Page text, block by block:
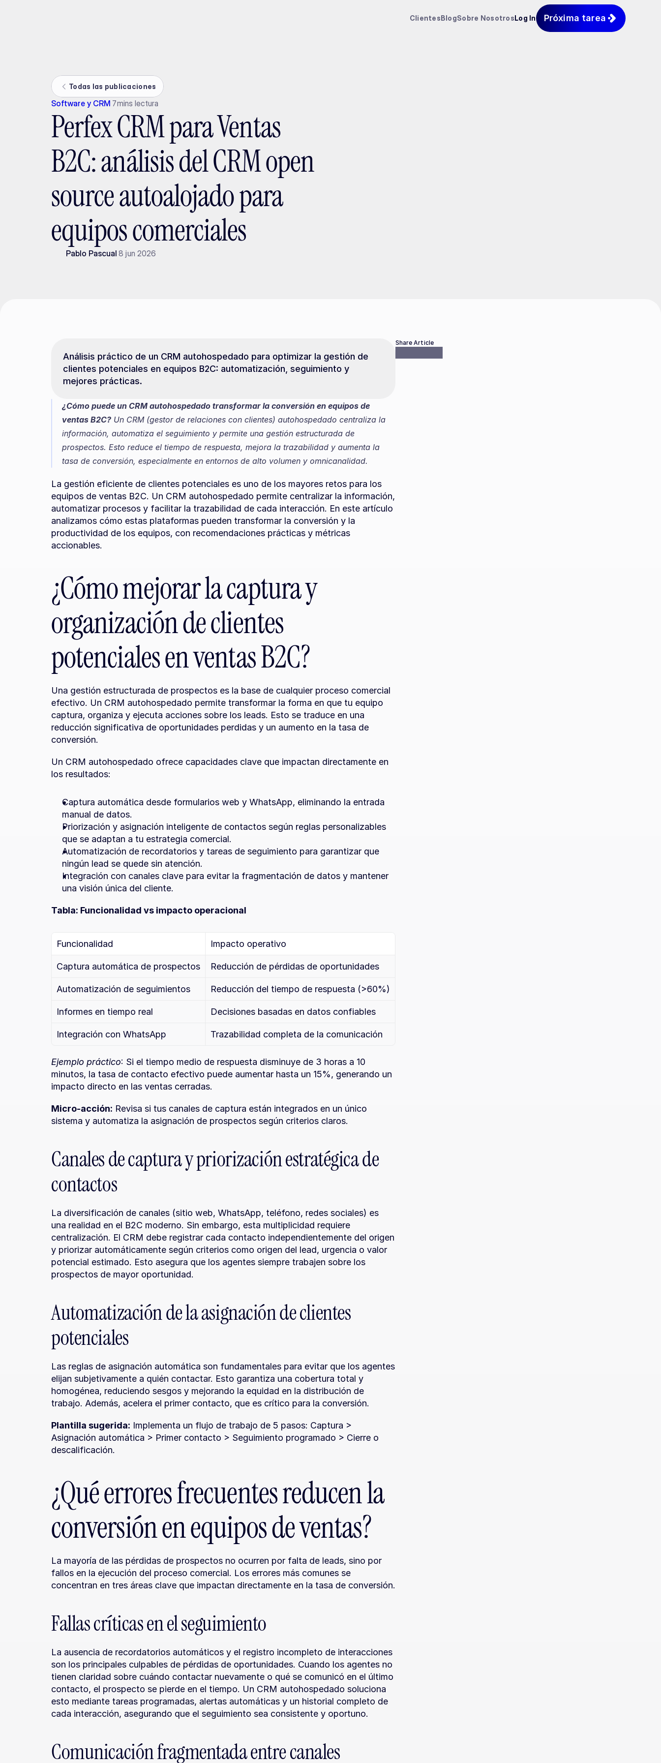
ClientesBlogSobre NosotrosLog In Próxima tarea
Todas las publicaciones
Software y CRM 7mins lectura
Perfex CRM para Ventas
B2C: análisis del CRM open
source autoalojado para
equipos comerciales
Pablo Pascual 8 jun 2026
Análisis práctico de un CRM autohospedado para optimizar la gestión de
clientes potenciales en equipos B2C: automatización, seguimiento y
mejores prácticas.
¿Cómo puede un CRM autohospedado transformar la conversión en equipos de
ventas B2C? Un CRM (gestor de relaciones con clientes) autohospedado centraliza la
información, automatiza el seguimiento y permite una gestión estructurada de
prospectos. Esto reduce el tiempo de respuesta, mejora la trazabilidad y aumenta la
tasa de conversión, especialmente en entornos de alto volumen y omnicanalidad.
La gestión eficiente de clientes potenciales es uno de los mayores retos para los
equipos de ventas B2C. Un CRM autohospedado permite centralizar la información,
automatizar procesos y facilitar la trazabilidad de cada interacción. En este artículo
analizamos cómo estas plataformas pueden transformar la conversión y la
productividad de los equipos, con recomendaciones prácticas y métricas
accionables.
¿Cómo mejorar la captura y
organización de clientes
potenciales en ventas B2C?
Una gestión estructurada de prospectos es la base de cualquier proceso comercial
efectivo. Un CRM autohospedado permite transformar la forma en que tu equipo
captura, organiza y ejecuta acciones sobre los leads. Esto se traduce en una
reducción significativa de oportunidades perdidas y un aumento en la tasa de
conversión.
Un CRM autohospedado ofrece capacidades clave que impactan directamente en
los resultados:
Captura automática desde formularios web y WhatsApp, eliminando la entrada
manual de datos.
Priorización y asignación inteligente de contactos según reglas personalizables
que se adaptan a tu estrategia comercial.
Automatización de recordatorios y tareas de seguimiento para garantizar que
ningún lead se quede sin atención.
Integración con canales clave para evitar la fragmentación de datos y mantener
una visión única del cliente.
Tabla: Funcionalidad vs impacto operacional
Funcionalidad Impacto operativo
Captura automática de prospectos Reducción de pérdidas de oportunidades
Automatización de seguimientos Reducción del tiempo de respuesta (>60%)
Informes en tiempo real Decisiones basadas en datos confiables
Integración con WhatsApp Trazabilidad completa de la comunicación
Ejemplo práctico: Si el tiempo medio de respuesta disminuye de 3 horas a 10
minutos, la tasa de contacto efectivo puede aumentar hasta un 15%, generando un
impacto directo en las ventas cerradas.
Micro-acción: Revisa si tus canales de captura están integrados en un único
sistema y automatiza la asignación de prospectos según criterios claros.
Canales de captura y priorización estratégica de
contactos
La diversificación de canales (sitio web, WhatsApp, teléfono, redes sociales) es
una realidad en el B2C moderno. Sin embargo, esta multiplicidad requiere
centralización. El CRM debe registrar cada contacto independientemente del origen
y priorizar automáticamente según criterios como origen del lead, urgencia o valor
potencial estimado. Esto asegura que los agentes siempre trabajen sobre los
prospectos de mayor oportunidad.
Automatización de la asignación de clientes
potenciales
Las reglas de asignación automática son fundamentales para evitar que los agentes
elijan subjetivamente a quién contactar. Esto garantiza una cobertura total y
homogénea, reduciendo sesgos y mejorando la equidad en la distribución de
trabajo. Además, acelera el primer contacto, que es crítico para la conversión.
Plantilla sugerida: Implementa un flujo de trabajo de 5 pasos: Captura >
Asignación automática > Primer contacto > Seguimiento programado > Cierre o
descalificación.
¿Qué errores frecuentes reducen la
conversión en equipos de ventas?
La mayoría de las pérdidas de prospectos no ocurren por falta de leads, sino por
fallos en la ejecución del proceso comercial. Los errores más comunes se
concentran en tres áreas clave que impactan directamente en la tasa de conversión.
Fallas críticas en el seguimiento
La ausencia de recordatorios automáticos y el registro incompleto de interacciones
son los principales culpables de pérdidas de oportunidades. Cuando los agentes no
tienen claridad sobre cuándo contactar nuevamente o qué se comunicó en el último
contacto, el prospecto se pierde en el tiempo. Un CRM autohospedado soluciona
esto mediante tareas programadas, alertas automáticas y un historial completo de
cada interacción, asegurando que el seguimiento sea consistente y oportuno.
Comunicación fragmentada entre canales
Share Article